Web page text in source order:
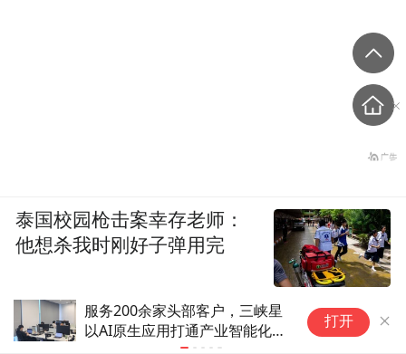
“小小科学家”研学实践点亮假期
生活，打造行走式科普课堂
近四十个Ⅰ
步入“收获季
打开
泰国校园枪击案幸存老师：
他想杀我时刚好子弹用完